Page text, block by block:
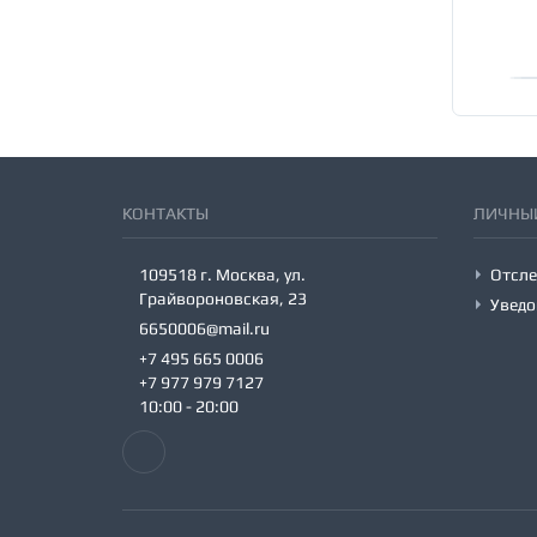
КОНТАКТЫ
109518 г. Москва, ул.
Грайвороновская, 23
6650006@mail.ru
+7 495 665 0006
+7 977 979 7127
10:00 - 20:00